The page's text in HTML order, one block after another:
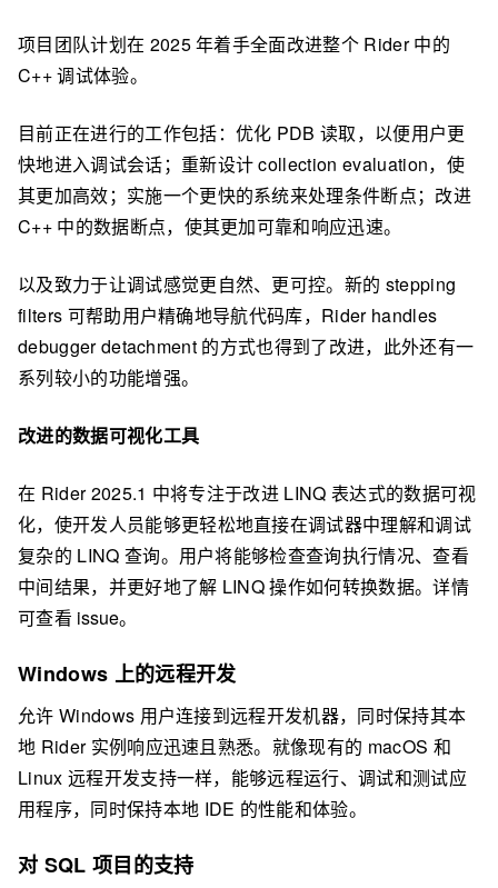
项目团队计划在 2025 年着手全面改进整个 Rider 中的
C++ 调试体验。
目前正在进行的工作包括：优化 PDB 读取，以便用户更
快地进入调试会话；重新设计 collection evaluation，使
其更加高效；实施一个更快的系统来处理条件断点；改进
C++ 中的数据断点，使其更加可靠和响应迅速。
以及致力于让调试感觉更自然、更可控。新的 stepping
filters 可帮助用户精确地导航代码库，Rider handles
debugger detachment 的方式也得到了改进，此外还有一
系列较小的功能增强。
改进的数据可视化工具
在 Rider 2025.1 中将专注于改进 LINQ 表达式的数据可视
化，使开发人员能够更轻松地直接在调试器中理解和调试
复杂的 LINQ 查询。用户将能够检查查询执行情况、查看
中间结果，并更好地了解 LINQ 操作如何转换数据。详情
可查看 issue。
Windows 上的远程开发
允许 Windows 用户连接到远程开发机器，同时保持其本
地 Rider 实例响应迅速且熟悉。就像现有的 macOS 和
Linux 远程开发支持一样，能够远程运行、调试和测试应
用程序，同时保持本地 IDE 的性能和体验。
对 SQL 项目的支持